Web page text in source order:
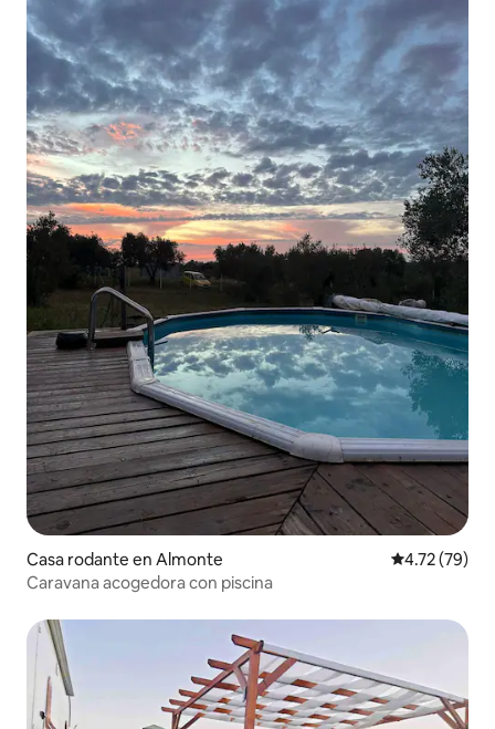
Casa rodante en Almonte Calificación
4.72 (79)
Caravana acogedora con piscina